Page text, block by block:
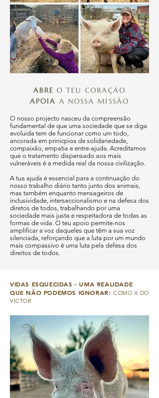
ABREO TEU CORAÇÃO
APOIA A NOSSA MISSÃO
O nosso projecto nasceu da compreensão
fundamental de que uma sociedade que se diga
evoluida tem de funcionar como um todo,
ancorada em prinicpios de solidariedade,
compaixão, empatia e entre-ajuda. Acreditamos
que o tratamento dispensado aos mais
vulneráveis é a medida real da nossa civilização.
A tua ajuda é essencial para a continuação do
nosso trabalho diário tanto junto dos animais,
mas também enquanto mensageiros de
inclusividade, interseccionalismo e na defesa dos
diretos de todos, trabalhando por uma
sociedade mais justa e respeitadora de todas as
formas de vida. O teu apoio permite-nos
amplificar a voz daqueles que têm a sua voz
silenciada, reforçando que a luta por um mundo
mais compassivo é uma luta pela defesa dos
direitos de todos.
VIDAS ESQUECIDAS - UMA REALIDADE
QUE NÃO PODEMOS IGNORAR: COMO A DO
VICTOR